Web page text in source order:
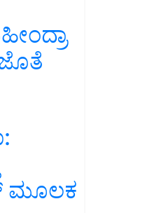
ಮೂಲಕ